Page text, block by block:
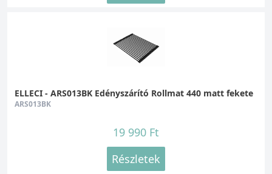
ELLECI - ARS013BK Edényszárító Rollmat 440 matt fekete
ARS013BK
19 990 Ft
Részletek